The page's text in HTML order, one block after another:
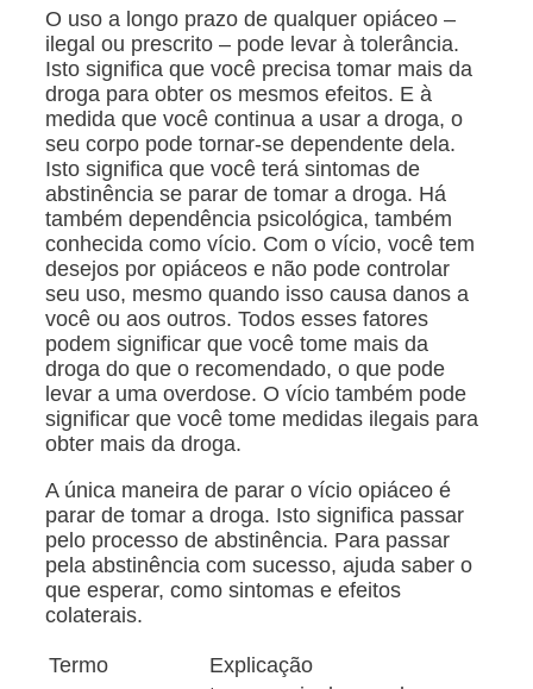
O uso a longo prazo de qualquer opiáceo –
ilegal ou prescrito – pode levar à tolerância.
Isto significa que você precisa tomar mais da
droga para obter os mesmos efeitos. E à
medida que você continua a usar a droga, o
seu corpo pode tornar-se dependente dela.
Isto significa que você terá sintomas de
abstinência se parar de tomar a droga. Há
também dependência psicológica, também
conhecida como vício. Com o vício, você tem
desejos por opiáceos e não pode controlar
seu uso, mesmo quando isso causa danos a
você ou aos outros. Todos esses fatores
podem significar que você tome mais da
droga do que o recomendado, o que pode
levar a uma overdose. O vício também pode
significar que você tome medidas ilegais para
obter mais da droga.
A única maneira de parar o vício opiáceo é
parar de tomar a droga. Isto significa passar
pelo processo de abstinência. Para passar
pela abstinência com sucesso, ajuda saber o
que esperar, como sintomas e efeitos
colaterais.
Termo
Explicação